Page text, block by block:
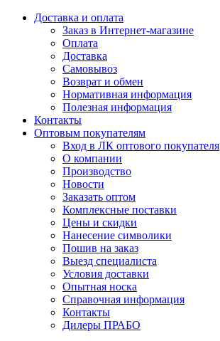
Доставка и оплата
Заказ в Интернет-магазине
Оплата
Доставка
Самовывоз
Возврат и обмен
Нормативная информация
Полезная информация
Контакты
Оптовым покупателям
Вход в ЛК оптового покупателя
О компании
Производство
Новости
Заказать оптом
Комплексные поставки
Цены и скидки
Нанесение символики
Пошив на заказ
Выезд специалиста
Условия доставки
Опытная носка
Справочная информация
Контакты
Дилеры ПРАБО